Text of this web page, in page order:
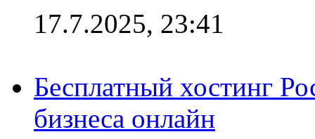
17.7.2025, 23:41
Бесплатный хостинг
бизнеса онлайн